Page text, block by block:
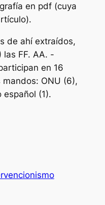
en pdf (cuya
de ahí extraídos,
FF. AA. -
en 16
ONU (6),
español (1).